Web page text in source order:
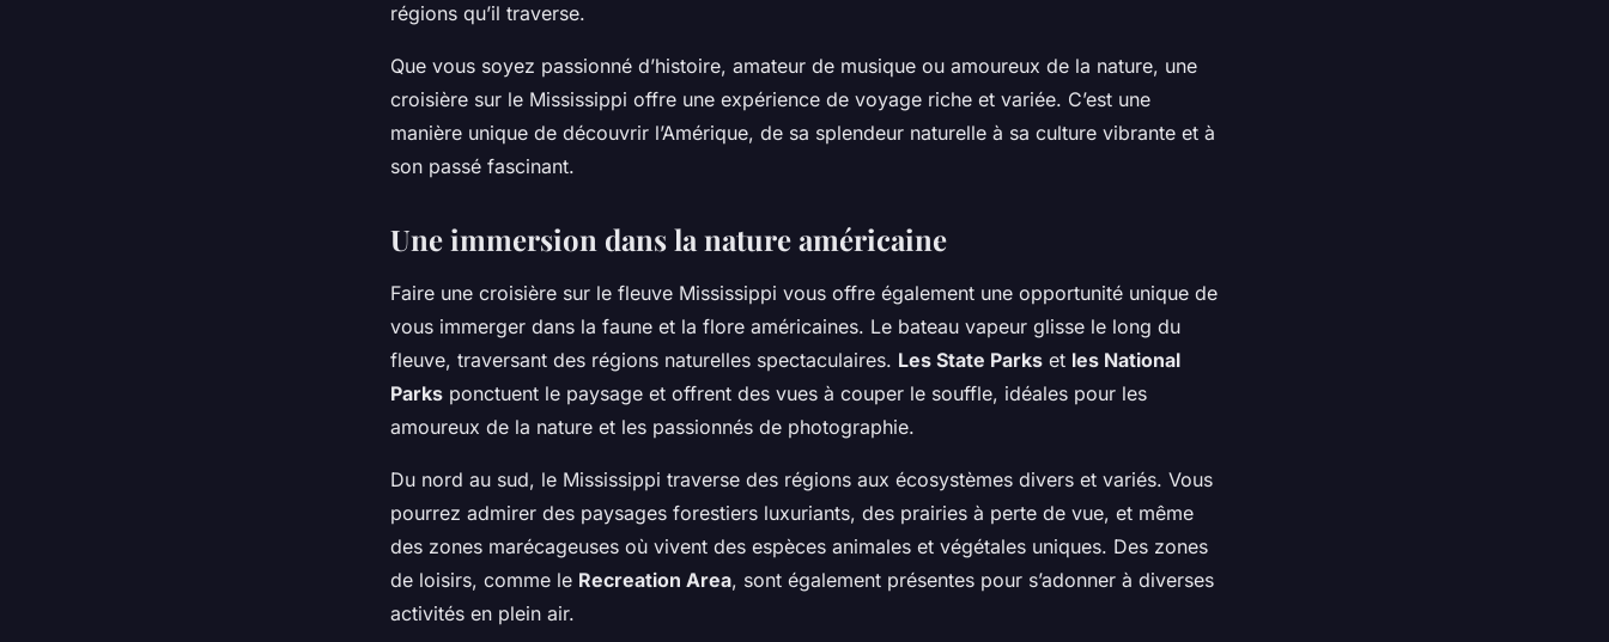
régions qu’il traverse.
Que vous soyez passionné d’histoire, amateur de musique ou amoureux de la nature, une
croisière sur le Mississippi offre une expérience de voyage riche et variée. C’est une
manière unique de découvrir l’Amérique, de sa splendeur naturelle à sa culture vibrante et à
son passé fascinant.
Une immersion dans la nature américaine
Faire une croisière sur le fleuve Mississippi vous offre également une opportunité unique de
vous immerger dans la faune et la flore américaines. Le bateau vapeur glisse le long du
fleuve, traversant des régions naturelles spectaculaires. Les State Parks et les National
Parks ponctuent le paysage et offrent des vues à couper le souffle, idéales pour les
amoureux de la nature et les passionnés de photographie.
Du nord au sud, le Mississippi traverse des régions aux écosystèmes divers et variés. Vous
pourrez admirer des paysages forestiers luxuriants, des prairies à perte de vue, et même
des zones marécageuses où vivent des espèces animales et végétales uniques. Des zones
de loisirs, comme le Recreation Area, sont également présentes pour s’adonner à diverses
activités en plein air.